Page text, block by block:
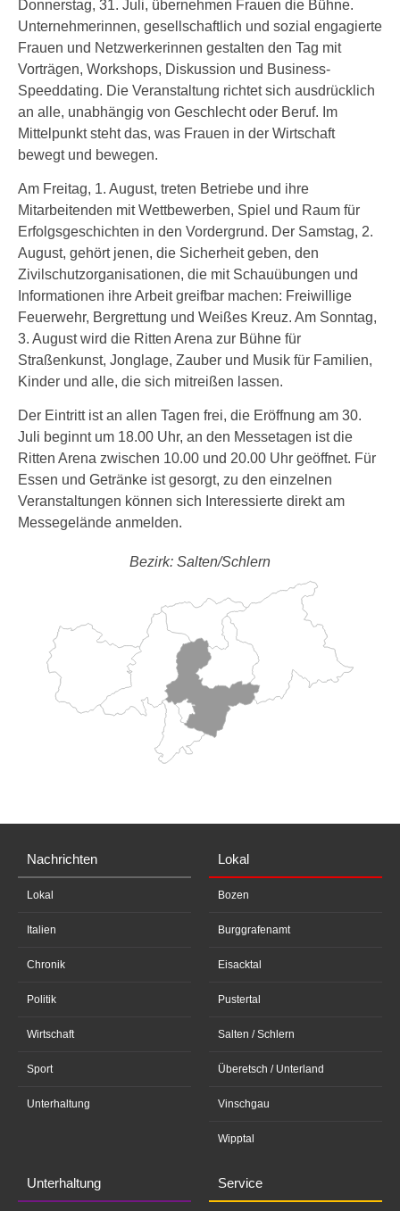
Donnerstag, 31. Juli, übernehmen Frauen die Bühne.
Unternehmerinnen, gesellschaftlich und sozial engagierte
Frauen und Netzwerkerinnen gestalten den Tag mit
Vorträgen, Workshops, Diskussion und Business-
Speeddating. Die Veranstaltung richtet sich ausdrücklich
an alle, unabhängig von Geschlecht oder Beruf. Im
Mittelpunkt steht das, was Frauen in der Wirtschaft
bewegt und bewegen.
Am Freitag, 1. August, treten Betriebe und ihre
Mitarbeitenden mit Wettbewerben, Spiel und Raum für
Erfolgsgeschichten in den Vordergrund. Der Samstag, 2.
August, gehört jenen, die Sicherheit geben, den
Zivilschutzorganisationen, die mit Schauübungen und
Informationen ihre Arbeit greifbar machen: Freiwillige
Feuerwehr, Bergrettung und Weißes Kreuz. Am Sonntag,
3. August wird die Ritten Arena zur Bühne für
Straßenkunst, Jonglage, Zauber und Musik für Familien,
Kinder und alle, die sich mitreißen lassen.
Der Eintritt ist an allen Tagen frei, die Eröffnung am 30.
Juli beginnt um 18.00 Uhr, an den Messetagen ist die
Ritten Arena zwischen 10.00 und 20.00 Uhr geöffnet. Für
Essen und Getränke ist gesorgt, zu den einzelnen
Veranstaltungen können sich Interessierte direkt am
Messegelände anmelden.
Bezirk: Salten/Schlern
Nachrichten
Lokal
Italien
Chronik
Politik
Wirtschaft
Sport
Unterhaltung
Lokal
Bozen
Burggrafenamt
Eisacktal
Pustertal
Salten / Schlern
Überetsch / Unterland
Vinschgau
Wipptal
Unterhaltung Service